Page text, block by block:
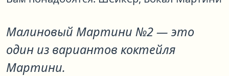
Малиновый Мартини №2— это
один из вариантов коктейля
Мартини.